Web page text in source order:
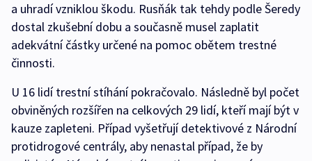
a uhradí vzniklou škodu. Rusňák tak tehdy podle Šeredy
dostal zkušební dobu a současně musel zaplatit
adekvátní částky určené na pomoc obětem trestné
činnosti.
U 16 lidí trestní stíhání pokračovalo. Následně byl počet
obviněných rozšířen na celkových 29 lidí, kteří mají být v
kauze zapleteni. Případ vyšetřují detektivové z Národní
protidrogové centrály, aby nenastal případ, že by